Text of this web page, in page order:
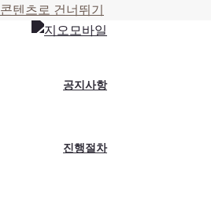
콘텐츠로 건너뛰기
공지사항
진행절차